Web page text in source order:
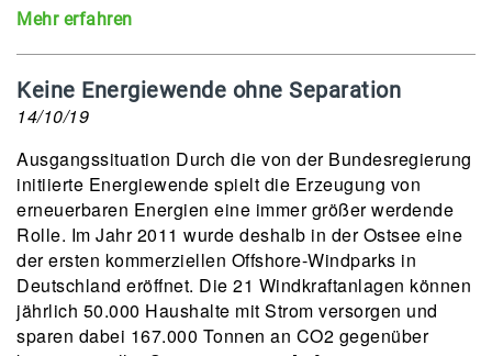
Mehr erfahren
Keine Energiewende ohne Separation
14/10/19
Ausgangssituation Durch die von der Bundesregierung
initiierte Energiewende spielt die Erzeugung von
erneuerbaren Energien eine immer größer werdende
Rolle. Im Jahr 2011 wurde deshalb in der Ostsee eine
der ersten kommerziellen Offshore-Windparks in
Deutschland eröffnet. Die 21 Windkraftanlagen können
jährlich 50.000 Haushalte mit Strom versorgen und
sparen dabei 167.000 Tonnen an CO2 gegenüber